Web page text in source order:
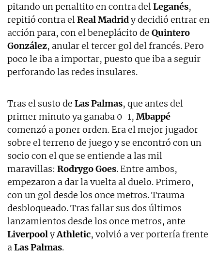
pitando un penaltito en contra delLeganés,
repitió contra elReal Madridy decidió entrar en
acción para, con el beneplácito de Quintero
González, anular el tercer gol del francés. Pero
poco le iba a importar, puesto que iba a seguir
perforando las redes insulares.
Tras el susto de Las Palmas, que antes del
primer minuto ya ganaba 0-1, Mbappé
comenzó a poner orden. Era el mejor jugador
sobre el terreno de juego y se encontró con un
socio con el que se entiende a las mil
maravillas: Rodrygo Goes. Entre ambos,
empezaron a dar la vuelta al duelo. Primero,
con un gol desde los once metros. Trauma
desbloqueado. Tras fallar sus dos últimos
lanzamientos desde los once metros, ante
LiverpoolyAthletic, volvió a ver portería frente
aLas Palmas.